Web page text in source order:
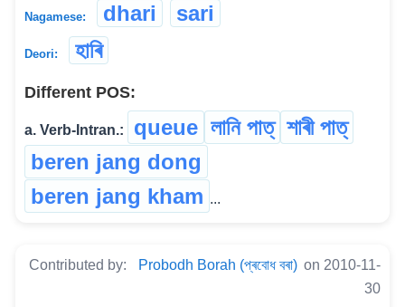
Nagamese: dhari sari
Deori: হাৰি
Different POS:
a. Verb-Intran.: queue লানি পাত্ শাৰী পাত্
beren jang dong
beren jang kham ...
Contributed by: Probodh Borah (প্ৰবোধ বৰা) on 2010-11-
30